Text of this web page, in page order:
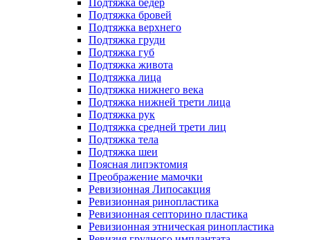
Подтяжка бровей
Подтяжка верхнего
Подтяжка груди
Подтяжка губ
Подтяжка живота
Подтяжка лица
Подтяжка нижнего века
Подтяжка нижней трети лица
Подтяжка рук
Подтяжка средней трети лиц
Подтяжка тела
Подтяжка шеи
Поясная липэктомия
Преображение мамочки
Ревизионная Липосакция
Ревизионная ринопластика
Ревизионная септорино пластика
Ревизионная этническая ринопластика